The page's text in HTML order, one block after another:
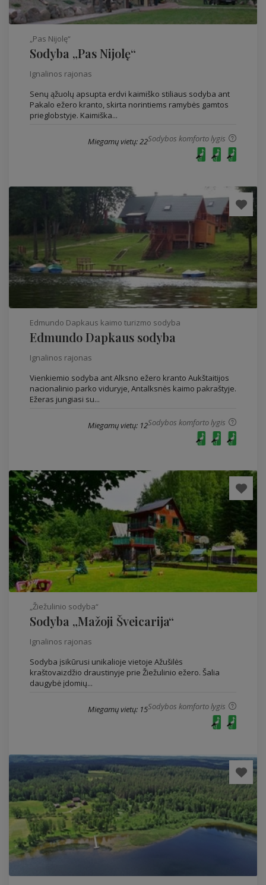
„Pas Nijolę“
Sodyba „Pas Nijolę“
Ignalinos rajonas
Senų ąžuolų apsupta erdvi kaimiško stiliaus sodyba ant
Pakalo ežero kranto, skirta norintiems ramybės gamtos
prieglobstyje. Kaimiška...
Sodybos komforto lygis
Miegamų vietų: 22
Edmundo Dapkaus kaimo turizmo sodyba
Edmundo Dapkaus sodyba
Ignalinos rajonas
Vienkiemio sodyba ant Alksno ežero kranto Aukštaitijos
nacionalinio parko viduryje, Antalksnės kaimo pakraštyje.
Ežeras jungiasi su...
Sodybos komforto lygis
Miegamų vietų: 12
„Žiežulinio sodyba“
Sodyba „Mažoji Šveicarija“
Ignalinos rajonas
Sodyba įsikūrusi unikalioje vietoje Ažušilės
kraštovaizdžio draustinyje prie Žiežulinio ežero. Šalia
daugybė įdomių...
Sodybos komforto lygis
Miegamų vietų: 15